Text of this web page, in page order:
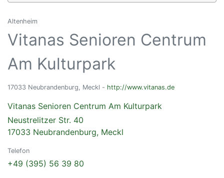
Altenheim
Vitanas Senioren Centrum
Am Kulturpark
17033 Neubrandenburg, Meckl - http://www.vitanas.de
Vitanas Senioren Centrum Am Kulturpark
Neustrelitzer Str. 40
17033 Neubrandenburg, Meckl
Telefon
+49 (395) 56 39 80